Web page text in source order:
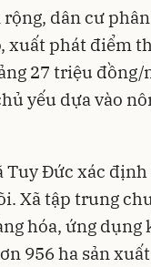
dân cư
xuất phát điểm
27 triệu
yếu dựa vào
Tuy Đức xác
Xã tập trung
hóa, ứng
956 ha sản